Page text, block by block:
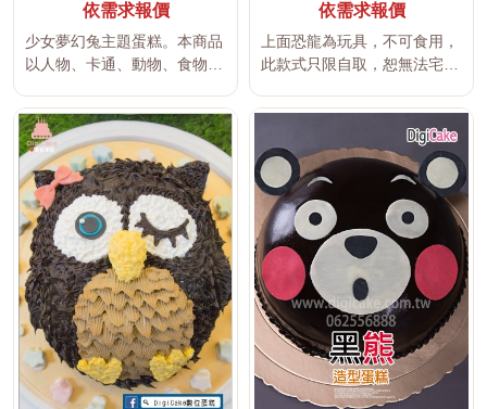
依需求報價
少女夢幻兔主題蛋糕。本商品
以人物、卡通、動物、食物、
面或立...
依需求報價
上面恐龍為玩具，不可食用，
此款式只限自取，恕無法宅配